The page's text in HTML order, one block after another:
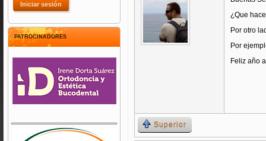
PATROCINADORES
¿Que
Por otro
Por
Feliz año
Superior